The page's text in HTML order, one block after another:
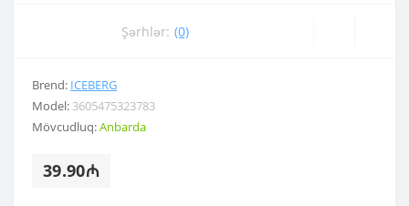
Şərhlər: (0)
Brend: ICEBERG
Model: 3605475323783
Mövcudluq:Anbarda
39.90₼